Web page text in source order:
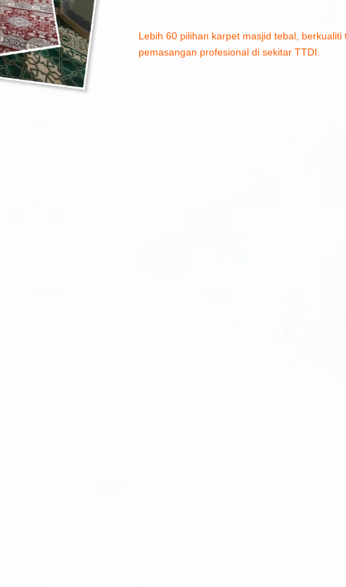
Lebih 60 pilihan karpet masjid tebal,
pemasangan profesional di sekitar TTDI.